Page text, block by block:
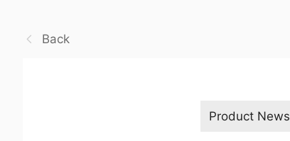
Back
Product News